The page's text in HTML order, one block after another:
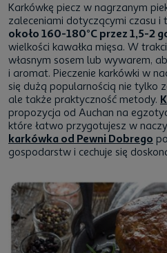
Karkówkę piecz w nagrzanym
zaleceniami dotyczącymi czasu i
około 160-180°C przez 1,5-2
wielkości kawałka mięsa. W
własnym sosem lub wywarem,
i aromat. Pieczenie karkówki w
się dużą popularnością nie tylko
ale także praktyczność metody.
propozycja od Auchan na
które łatwo przygotujesz w
karkówka od Pewni Dobrego
gospodarstw i cechuje się